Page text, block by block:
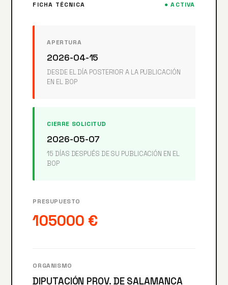
FICHA TÉCNICA ● ACTIVA
APERTURA
2026-04-15
DESDE EL DÍA POSTERIOR A LA PUBLICACIÓN
EN EL BOP
CIERRE SOLICITUD
2026-05-07
15 DÍAS DESPUÉS DE SU PUBLICACIÓN EN EL
BOP
PRESUPUESTO
105000 €
ORGANISMO
DIPUTACIÓN PROV. DE SALAMANCA